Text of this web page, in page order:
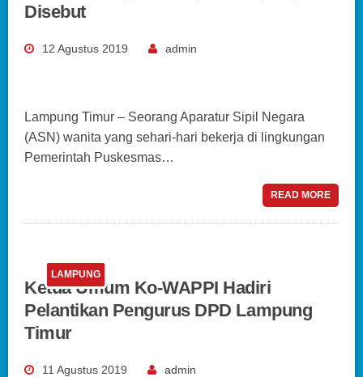
Disebut
12 Agustus 2019 admin
Lampung Timur – Seorang Aparatur Sipil Negara
(ASN) wanita yang sehari-hari bekerja di lingkungan
Pemerintah Puskesmas…
READ MORE
LAMPUNG
Ketua Umum Ko-WAPPI Hadiri
Pelantikan Pengurus DPD Lampung
Timur
11 Agustus 2019 admin